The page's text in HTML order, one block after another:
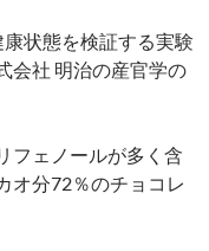
状態を検証する実験
会社 明治の産官学の
フェノールが多く含
オ分72％のチョコレ